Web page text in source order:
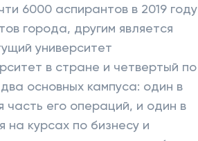
6000 аспирантов в 2019 году
города, другим является
университет
в стране и четвертый по
основных кампуса: один в
его операций, и один в
на курсах по бизнесу и